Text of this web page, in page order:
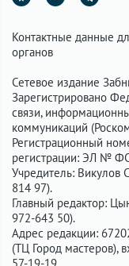
Контактные данные
органов
Сетевое издание
Зарегистрировано
связи,
коммуникаций
Регистрационный
регистрации: ЭЛ №
Учредитель: Викулов
814 97).
Главный редактор:
972-643 50).
Адрес редакции:
(ТЦ Город мастеров),